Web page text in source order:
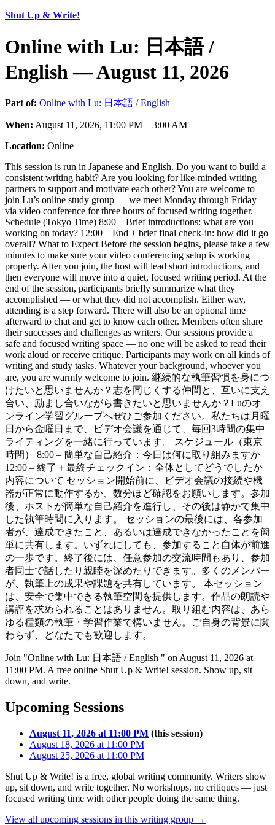
Shut Up & Write!
Online with Lu: 日本語 /
English — August 11, 2026
Part of: Online with Lu: 日本語 / English
When: August 11, 2026, 11:00 PM – 3:00 AM
Location: Online
This session is run in Japanese and English. Do you want to build a
consistent writing habit? Are you looking for like-minded writing
partners to support and motivate each other? You are welcome to
join Lu’s online study group — we meet Monday through Friday
via video conference for three hours of focused writing together.
Schedule (Tokyo Time) 8:00 – Brief introductions: what are you
working on today? 12:00 – End + brief final check-in: how did it go
overall? What to Expect Before the session begins, please take a few
minutes to make sure your video conferencing setup is working
properly. After you join, the host will lead short introductions, and
then everyone will move into a quiet, focused writing period. At the
end of the session, participants briefly summarize what they
accomplished — or what they did not accomplish. Either way,
attending is a step forward. There will also be an optional time
afterward to chat and get to know each other. Members often share
their successes and challenges as writers. Our sessions provide a
safe and focused writing space — no one will be asked to read their
work aloud or receive critique. Participants may work on all kinds of
writing and study tasks. Whatever your background, whoever you
are, you are warmly welcome to join. 継続的な執筆習慣を身につ
けたいと思いませんか？志を同じくする仲間と、互いに支え
合い、励まし合いながら書きたいと思いませんか？Luのオ
ンライン学習グループへぜひご参加ください。私たちは月曜
日から金曜日まで、ビデオ会議を通じて、毎回3時間の集中
ライティングを一緒に行っています。 スケジュール（東京
時間） 8:00 – 簡単な自己紹介：今日は何に取り組みますか
12:00 – 終了＋最終チェックイン：全体としてどうでしたか
内容について セッション開始前に、ビデオ会議の接続や機
器が正常に動作するか、数分ほど確認をお願いします。参加
後、ホストが簡単な自己紹介を進行し、その後は静かで集中
した執筆時間に入ります。 セッションの最後には、各参加
者が、達成できたこと、あるいは達成できなかったことを簡
単に共有します。いずれにしても、参加すること自体が前進
の一歩です。終了後には、任意参加の交流時間もあり、参加
者同士で話したり親睦を深めたりできます。多くのメンバー
が、執筆上の成果や課題を共有しています。 本セッション
は、安全で集中できる執筆空間を提供します。作品の朗読や
講評を求められることはありません。取り組む内容は、あら
ゆる種類の執筆・学習作業で構いません。ご自身の背景に関
わらず、どなたでも歓迎します。
Join "Online with Lu: 日本語 / English " on August 11, 2026 at
11:00 PM. A free online Shut Up & Write! session. Show up, sit
down, and write.
Upcoming Sessions
August 11, 2026 at 11:00 PM (this session)
August 18, 2026 at 11:00 PM
August 25, 2026 at 11:00 PM
Shut Up & Write! is a free, global writing community. Writers show
up, sit down, and write together. No workshops, no critiques — just
focused writing time with other people doing the same thing.
View all upcoming sessions in this writing group →